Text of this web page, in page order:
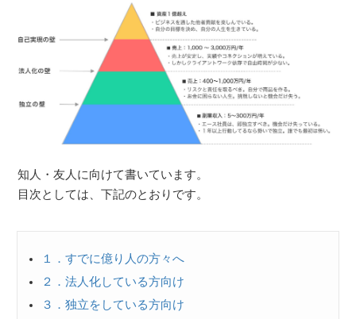
知人・友人に向けて書いています。
目次としては、下記のとおりです。
１．すでに億り人の方々へ
２．法人化している方向け
３．独立をしている方向け